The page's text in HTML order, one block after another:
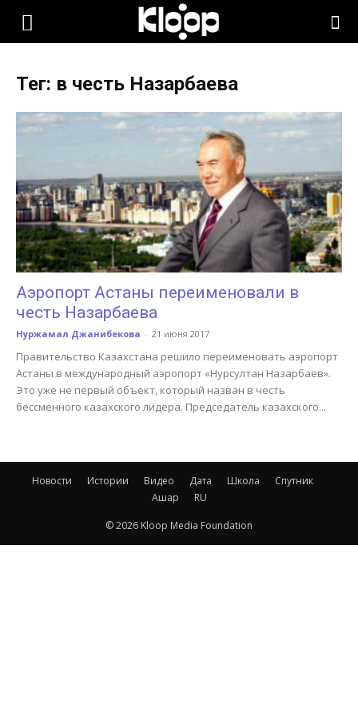
KLOOP.KG
Новости
Кыргызстана
Тег: в честь Назарбаева
Аэропорт Астаны переименовали в
честь Назарбаева
Нуржамал Джанибекова - 21 июня 2017
Правительство Казахстана решило переименовать аэропорт
Астаны в международный аэропорт «Нурсултан Назарбаев».
Это уже не первый объект, который назван в честь
бессменного казахского лидера. Председатель казахского...
Новости Истории Видео Дата Школа
Спутник
Ашар
RU
© 2026 Kloop Media Foundation